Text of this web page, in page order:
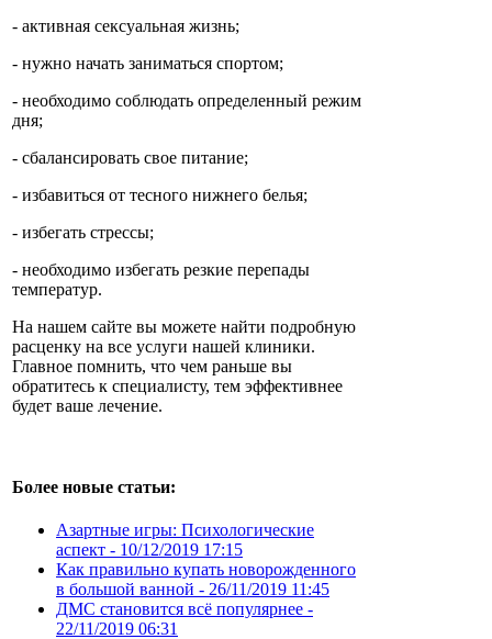
- активная сексуальная жизнь;
- нужно начать заниматься спортом;
- необходимо соблюдать определенный режим
дня;
- сбалансировать свое питание;
- избавиться от тесного нижнего белья;
- избегать стрессы;
- необходимо избегать резкие перепады
температур.
На нашем сайте вы можете найти подробную
расценку на все услуги нашей клиники.
Главное помнить, что чем раньше вы
обратитесь к специалисту, тем эффективнее
будет ваше лечение.
Более новые статьи:
Азартные игры: Психологические
аспект - 10/12/2019 17:15
Как правильно купать новорожденного
в большой ванной - 26/11/2019 11:45
ДМС становится всё популярнее -
22/11/2019 06:31